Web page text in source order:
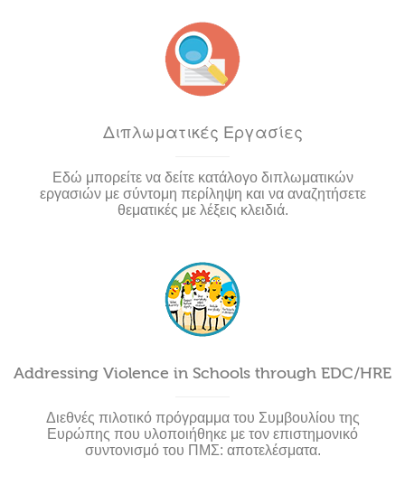
Διπλωματικές Εργασίες
Εδώ μπορείτε να δείτε κατάλογο διπλωματικών
εργασιών με σύντομη περίληψη και να αναζητήσετε
θεματικές με λέξεις κλειδιά.
Addressing Violence in Schools through EDC/HRE
Διεθνές πιλοτικό πρόγραμμα του Συμβουλίου της
Ευρώπης που υλοποιήθηκε με τον επιστημονικό
συντονισμό του ΠΜΣ: αποτελέσματα.